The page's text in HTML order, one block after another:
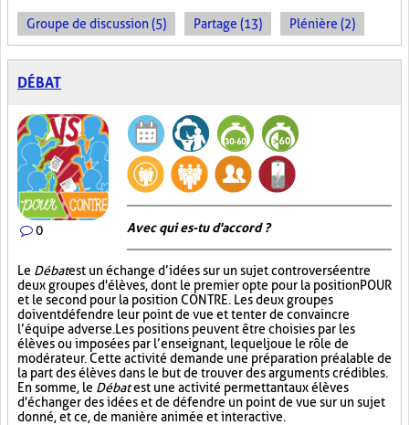
Groupe de discussion (5) Partage (13) Plénière (2)
DÉBAT
0 Avec qui es-tu d'accord ?
Le Débatest un échange d’idées sur un sujet controversé entre
deux groupes d'élèves, dont le premier opte pour la position POUR
et le second pour la position CONTRE. Les deux groupes
doivent défendre leur point de vue et tenter de convaincre
l’équipe adverse. Les positions peuvent être choisies par les
élèves ou imposées par l’enseignant, lequel joue le rôle de
modérateur. Cette activité demande une préparation préalable de
la part des élèves dans le but de trouver des arguments crédibles.
En somme, le Débatest une activité permettant aux élèves
d'échanger des idées et de défendre un point de vue sur un sujet
donné, et ce, de manière animée et interactive.